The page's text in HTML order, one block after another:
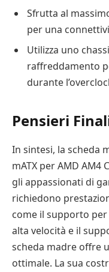
Sfrutta al
per una
Utilizza uno
raffreddamento
durante
Pensieri
In sintesi, la scheda
mATX per AMD AM4
gli appassionati di
richiedono
come il supporto per
alta velocità e il
scheda madre offre
ottimale. La sua